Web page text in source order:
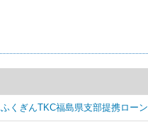
ふくぎんTKC福島県支部提携ローン